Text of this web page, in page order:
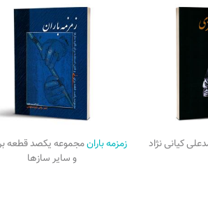
کیانی نژاد زمزمه بارانمجموعه یکصد قطعه
و سایر سازها